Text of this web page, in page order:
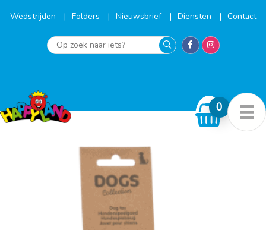
naarWedstrijden Folders Nieuwsbrief Diensten Contact
Op